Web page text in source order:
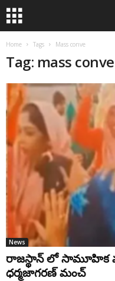
Home Tags Mass conve
Tag: mass conve
News
రాజ‌స్థాన్‌ లో సామూహిక
ధర్మజాగరణ్ మంచ్